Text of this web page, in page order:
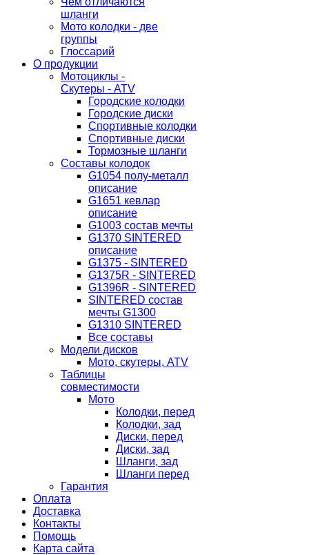
шланги
Мото колодки - две
группы
Глоссарий
О продукции
Мотоциклы -
Скутеры - ATV
Городские колодки
Городские диски
Спортивные колодки
Спортивные диски
Тормозные шланги
Составы колодок
G1054 полу-металл
описание
G1651 кевлар
описание
G1003 состав мечты
G1370 SINTERED
описание
G1375 - SINTERED
G1375R - SINTERED
G1396R - SINTERED
SINTERED состав
мечты G1300
G1310 SINTERED
Все составы
Модели дисков
Мото, скутеры, ATV
Таблицы
совместимости
Мото
Колодки, перед
Колодки, зад
Диски, перед
Диски, зад
Шланги, зад
Шланги перед
Гарантия
Оплата
Доставка
Контакты
Помощь
Карта сайта